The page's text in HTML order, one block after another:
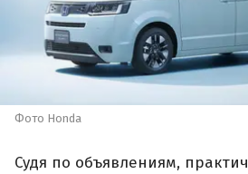
Фото Honda
Судя по объявлениям,